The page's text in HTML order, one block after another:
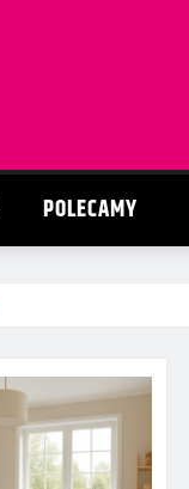
POLECAMY